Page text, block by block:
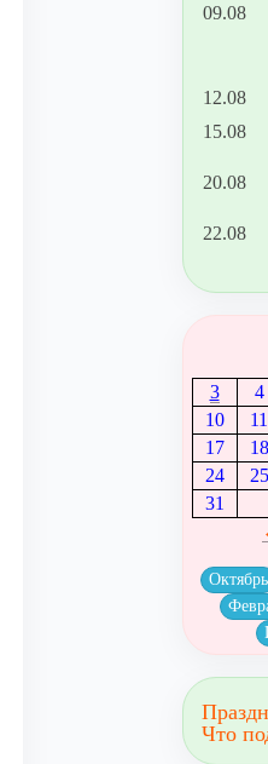
09.08
12.08
15.08
20.08
22.08
3
4
10
11
17
18
24
25
31
Октябрь
Что